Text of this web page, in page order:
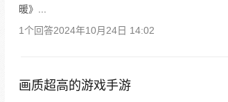
暖》...
1个回答2024年10月24日 14:02
画质超高的游戏手游